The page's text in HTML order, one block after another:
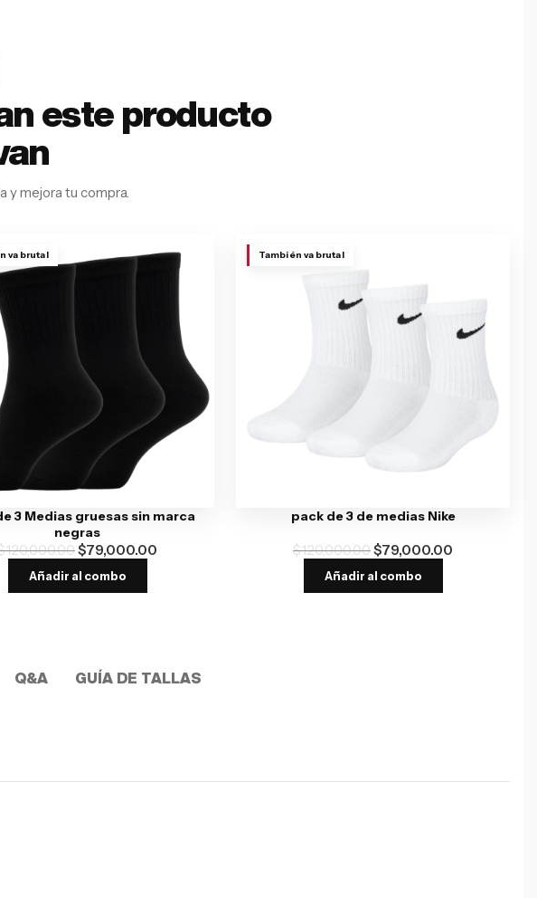
este producto
y mejora tu compra.
va brutal
3 Medias gruesas sin marca
negras
120,000.00$79,000.00
Añadir al combo
También va brutal
pack de 3 de medias Nike
$120,000.00$79,000.00
Añadir al combo
Q&A GUÍA DE TALLAS